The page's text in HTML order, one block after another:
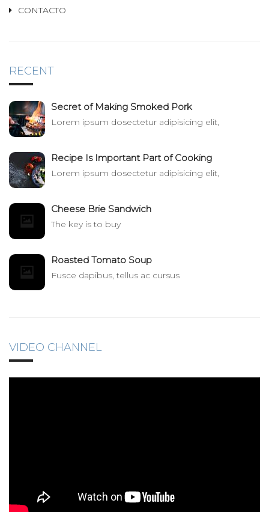
CONTACTO
RECENT
Secret of Making Smoked Pork
Lorem ipsum dosectetur adipisicing elit,
Recipe Is Important Part of Cooking
Lorem ipsum dosectetur adipisicing elit,
Cheese Brie Sandwich
The key is to buy
Roasted Tomato Soup
Fusce dapibus, tellus ac cursus
VIDEO CHANNEL